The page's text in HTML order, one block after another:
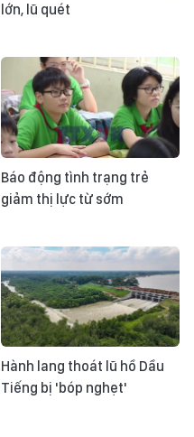
lớn, lũ quét
Báo động tình trạng trẻ
giảm thị lực từ sớm
Hành lang thoát lũ hồ Dầu
Tiếng bị 'bóp nghẹt'